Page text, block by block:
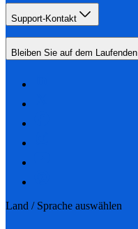
Support-Kontakt
Bleiben Sie auf dem Laufenden
Land / Sprache auswählen